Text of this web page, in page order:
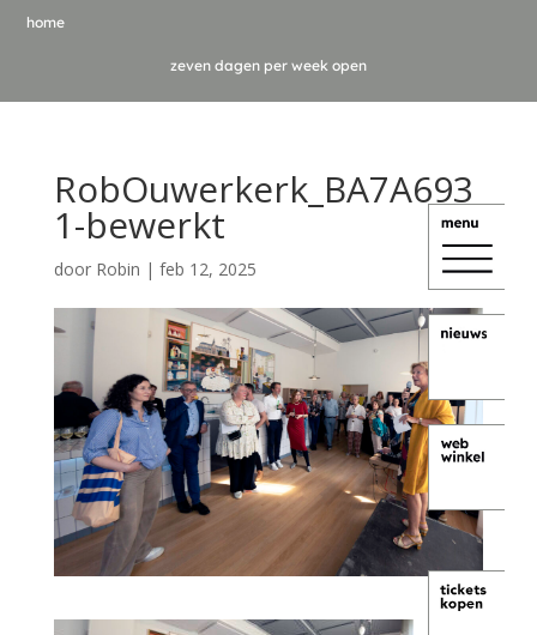
home
zeven dagen per week open
RobOuwerkerk_BA7A693
1-bewerkt
door Robin | feb 12, 2025